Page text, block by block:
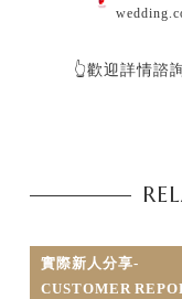
👆歡迎詳情諮
實際新人分享-
CUSTOMER